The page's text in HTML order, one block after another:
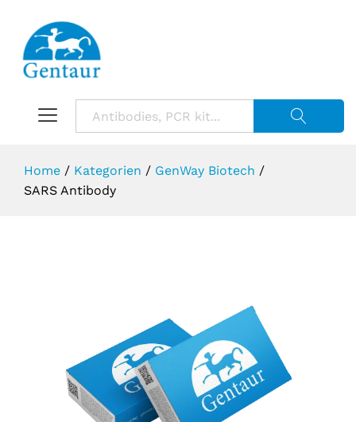
Home / Kategorien / GenWay Biotech /
SARS Antibody